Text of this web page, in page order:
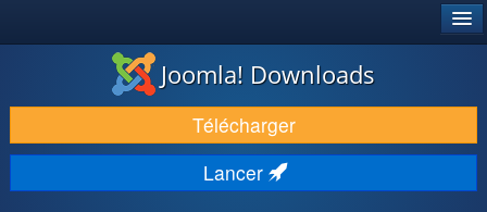
TÉLÉCHARGER & ÉTENDRE
DÉCOUVRIR & APPRENDRE
COMMUNAUTÉ & SUPPORT
Joomla! Downloads
Télécharger
Lancer